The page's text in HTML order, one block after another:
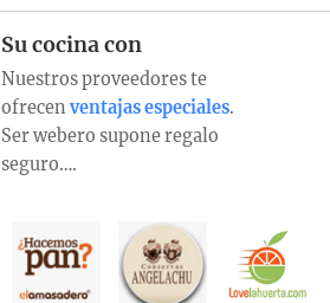
Su cocina con
Nuestros proveedores te
ofrecen ventajas especiales.
Ser webero supone regalo
seguro….